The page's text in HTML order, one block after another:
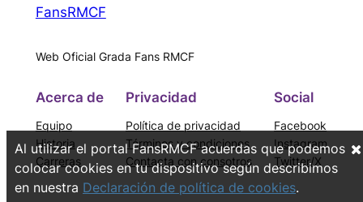
FansRMCF
Web Oficial Grada Fans RMCF
Acerca de
Equipo
Historia
Carreras
Privacidad
Política de privacidad
Términos y condiciones
Contacta con consotros
Social
Facebook
Instagram
Twitter/X
Al utilizar el portal FansRMCF acuerdas que podemos
colocar cookies en tu dispositivo según describimos
en nuestra Declaración de política de cookies.